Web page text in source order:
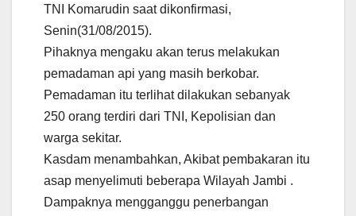
TNI Komarudin saat dikonfirmasi,
Senin(31/08/2015).
Pihaknya mengaku akan terus melakukan
pemadaman api yang masih berkobar.
Pemadaman itu terlihat dilakukan sebanyak
250 orang terdiri dari TNI, Kepolisian dan
warga sekitar.
Kasdam menambahkan, Akibat pembakaran itu
asap menyelimuti beberapa Wilayah Jambi .
Dampaknya mengganggu penerbangan